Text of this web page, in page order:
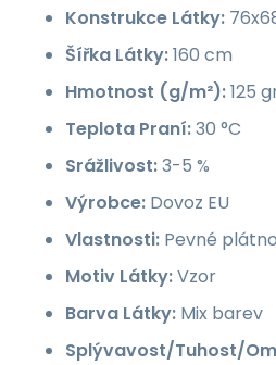
Konstrukce Látky:
Šířka Látky:160 cm
Hmotnost (g/m²):125
Teplota Praní:30 °C
Srážlivost:3-5 %
Výrobce: Dovoz EU
Vlastnosti: Pevné plátno
Motiv Látky:Vzor
Barva Látky: Mix barev
Splývavost/Tuhost/